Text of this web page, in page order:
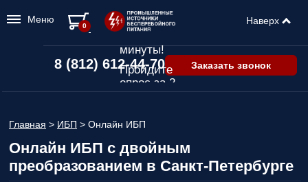
8 (812) 612-44-70 Заказать звонок
Главная > ИБП > Онлайн ИБП
Онлайн ИБП с двойным
преобразованием в Санкт-Петербурге
Меню Наверх
0
Подбор ИБП
минуты!
Пройдите
опрос за 2
минуты
какой ИБП
подходит
именно вам!
Пройдите